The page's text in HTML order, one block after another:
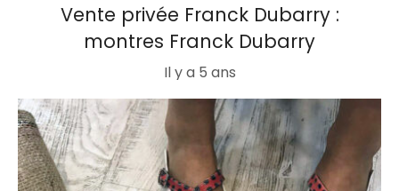
Vente privée Franck Dubarry :
montres Franck Dubarry
Il y a 5 ans